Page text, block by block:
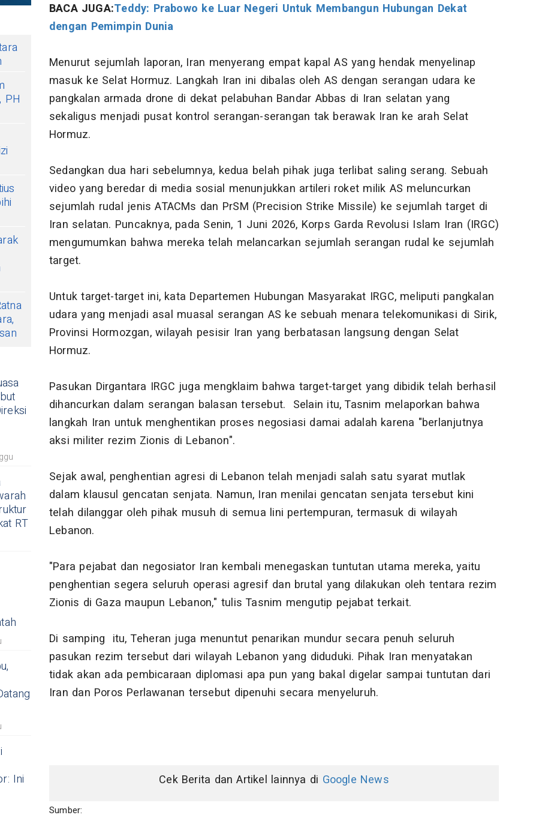
PH
RT
Ini
BACA JUGA:Teddy: Prabowo ke Luar Negeri Untuk Membangun Hubungan Dekat
dengan Pemimpin Dunia
Menurut sejumlah laporan, Iran menyerang empat kapal AS yang hendak menyelinap
masuk ke Selat Hormuz. Langkah Iran ini dibalas oleh AS dengan serangan udara ke
pangkalan armada drone di dekat pelabuhan Bandar Abbas di Iran selatan yang
sekaligus menjadi pusat kontrol serangan-serangan tak berawak Iran ke arah Selat
Hormuz.
Sedangkan dua hari sebelumnya, kedua belah pihak juga terlibat saling serang. Sebuah
video yang beredar di media sosial menunjukkan artileri roket milik AS meluncurkan
sejumlah rudal jenis ATACMs dan PrSM (Precision Strike Missile) ke sejumlah target di
Iran selatan. Puncaknya, pada Senin, 1 Juni 2026, Korps Garda Revolusi Islam Iran (IRGC)
mengumumkan bahwa mereka telah melancarkan sejumlah serangan rudal ke sejumlah
target.
Untuk target-target ini, kata Departemen Hubungan Masyarakat IRGC, meliputi pangkalan
udara yang menjadi asal muasal serangan AS ke sebuah menara telekomunikasi di Sirik,
Provinsi Hormozgan, wilayah pesisir Iran yang berbatasan langsung dengan Selat
Hormuz.
Pasukan Dirgantara IRGC juga mengklaim bahwa target-target yang dibidik telah berhasil
dihancurkan dalam serangan balasan tersebut. Selain itu, Tasnim melaporkan bahwa
langkah Iran untuk menghentikan proses negosiasi damai adalah karena "berlanjutnya
aksi militer rezim Zionis di Lebanon".
Sejak awal, penghentian agresi di Lebanon telah menjadi salah satu syarat mutlak
dalam klausul gencatan senjata. Namun, Iran menilai gencatan senjata tersebut kini
telah dilanggar oleh pihak musuh di semua lini pertempuran, termasuk di wilayah
Lebanon.
"Para pejabat dan negosiator Iran kembali menegaskan tuntutan utama mereka, yaitu
penghentian segera seluruh operasi agresif dan brutal yang dilakukan oleh tentara rezim
Zionis di Gaza maupun Lebanon," tulis Tasnim mengutip pejabat terkait.
Di samping itu, Teheran juga menuntut penarikan mundur secara penuh seluruh
pasukan rezim tersebut dari wilayah Lebanon yang diduduki. Pihak Iran menyatakan
tidak akan ada pembicaraan diplomasi apa pun yang bakal digelar sampai tuntutan dari
Iran dan Poros Perlawanan tersebut dipenuhi secara menyeluruh.
Cek Berita dan Artikel lainnya di Google News
Sumber: